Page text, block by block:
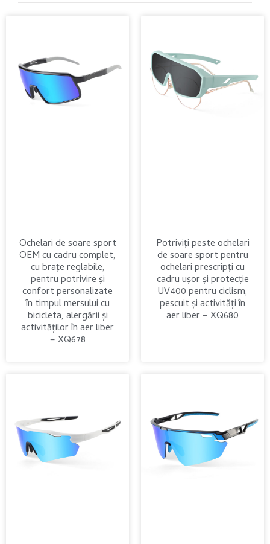
Ochelari de soare sport
OEM cu cadru complet,
cu brațe reglabile,
pentru potrivire și
confort personalizate
în timpul mersului cu
bicicleta, alergării și
activităților în aer liber
– XQ678
Potriviți peste ochelari
de soare sport pentru
ochelari prescripți cu
cadru ușor și protecție
UV400 pentru ciclism,
pescuit și activități în
aer liber – XQ680